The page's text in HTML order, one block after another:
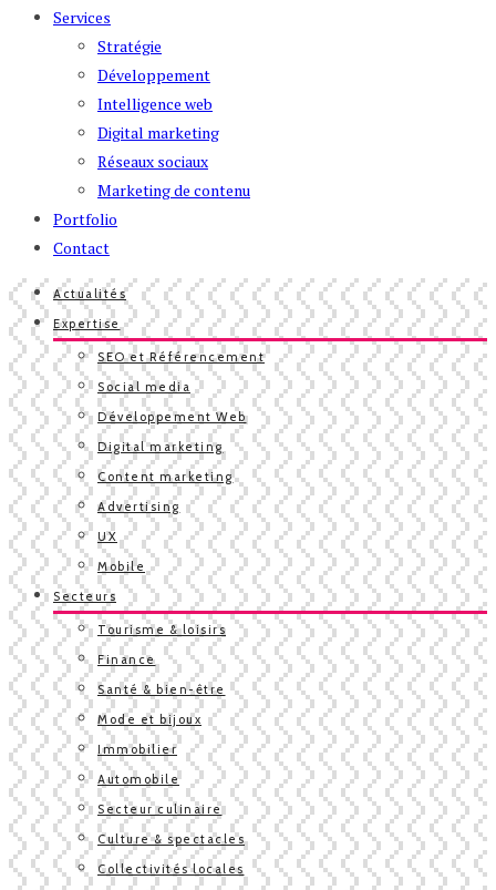
Services
Stratégie
Développement
Intelligence web
Digital marketing
Réseaux sociaux
Marketing de contenu
Portfolio
Contact
Actualités
Expertise
SEO et Référencement
Social media
Développement Web
Digital marketing
Content marketing
Advertising
UX
Mobile
Secteurs
Tourisme & loisirs
Finance
Santé & bien-être
Mode et bijoux
Immobilier
Automobile
Secteur culinaire
Culture & spectacles
Collectivités locales